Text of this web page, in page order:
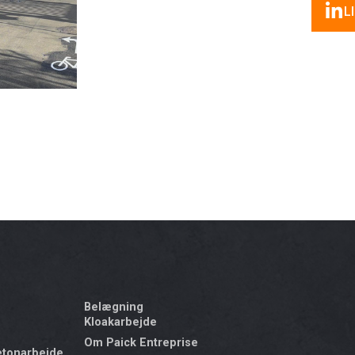
Belægning
Kloakarbejde
Om Paick Entreprise